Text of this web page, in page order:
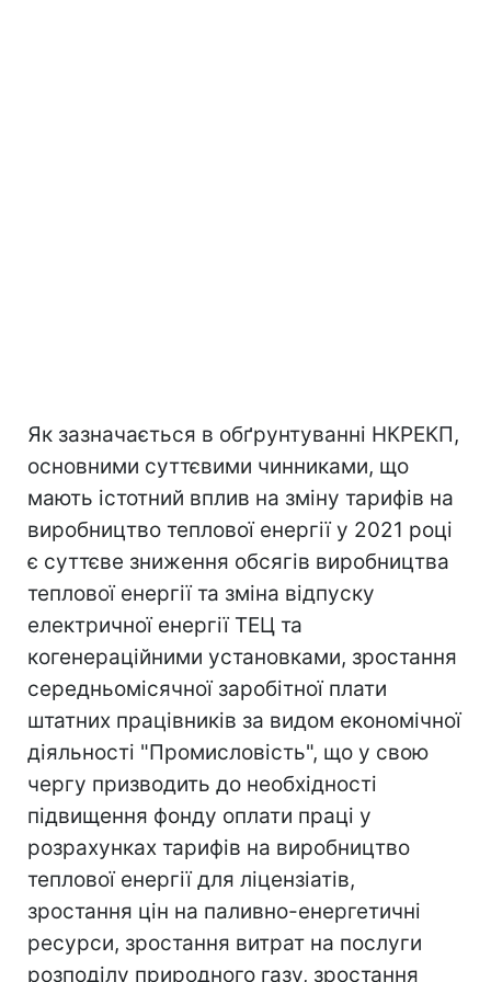
Як зазначається в обґрунтуванні НКРЕКП,
основними суттєвими чинниками, що
мають істотний вплив на зміну тарифів на
виробництво теплової енергії у 2021 році
є суттєве зниження обсягів виробництва
теплової енергії та зміна відпуску
електричної енергії ТЕЦ та
когенераційними установками, зростання
середньомісячної заробітної плати
штатних працівників за видом економічної
діяльності "Промисловість", що у свою
чергу призводить до необхідності
підвищення фонду оплати праці у
розрахунках тарифів на виробництво
теплової енергії для ліцензіатів,
зростання цін на паливно-енергетичні
ресурси, зростання витрат на послуги
розподілу природного газу, зростання